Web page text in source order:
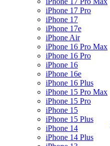
iPhone 17 Pro
iPhone 17
iPhone 17e
iPhone Air
iPhone 16 Pro Max
iPhone 16 Pro
iPhone 16
iPhone 16e
iPhone 16 Plus
iPhone 15 Pro Max
iPhone 15 Pro
iPhone 15
iPhone 15 Plus
iPhone 14
iPhone 14 Plus